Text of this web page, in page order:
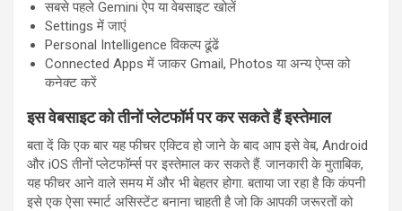
सबसे पहले Gemini ऐप या वेबसाइट खोलें
Settings में जाएं
Personal Intelligence विकल्प ढूंढें
Connected Apps में जाकर Gmail, Photos या अन्य ऐप्स को
कनेक्ट करें
इस वेबसाइट को तीनों प्‍लेटफॉर्म पर कर सकते हैं इस्‍तेमाल
बता दें कि एक बार यह फीचर एक्टिव हो जाने के बाद आप इसे वेब, Android
और iOS तीनों प्लेटफॉर्म्स पर इस्तेमाल कर सकते हैं. जानकारी के मुताबिक,
यह फीचर आने वाले समय में और भी बेहतर होगा. बताया जा रहा है कि कंपनी
इसे एक ऐसा स्मार्ट असिस्टेंट बनाना चाहती है जो कि आपकी जरूरतों को